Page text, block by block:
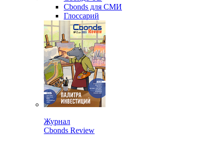
Новости & Research Hub
Новости рынка
Research Hub
Сбондс-ТВ
Cbonds для СМИ
Глоссарий